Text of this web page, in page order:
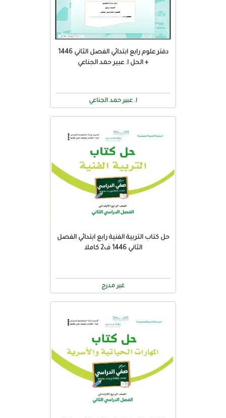
دفتر علوم رابع ابتدائي الفصل الثاني 1446
+ الحل ا. عبير حمد الجناعي
ا. عبير حمد الجناعي
حل كتاب التربية الفنية رابع ابتدائي الفصل
الثاني 1446 ف2 كاملا
غير مدرج